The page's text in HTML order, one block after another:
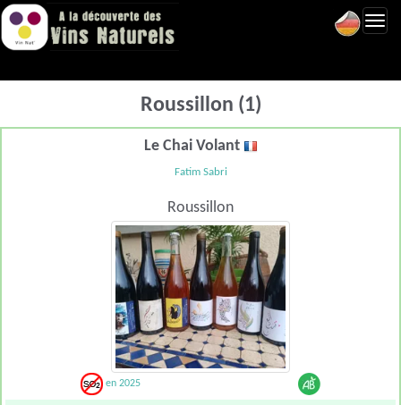
Roussillon (1)
Le Chai Volant
Fatim Sabri
Roussillon
en 2025